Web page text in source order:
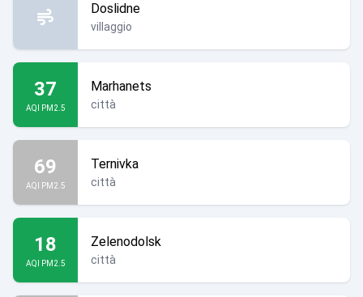
Doslidne
villaggio
37
AQI PM2.5
Marhanets
città
69
AQI PM2.5
Ternivka
città
18
AQI PM2.5
Zelenodolsk
città